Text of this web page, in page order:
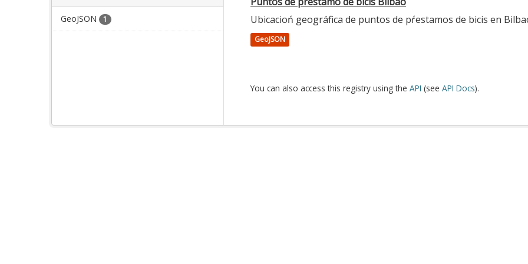
GeoJSON 1
Ubicacioń geográfica de puntos de pŕestamos de bicis en
GeoJSON
You can also access this registry using the API (see API Docs).